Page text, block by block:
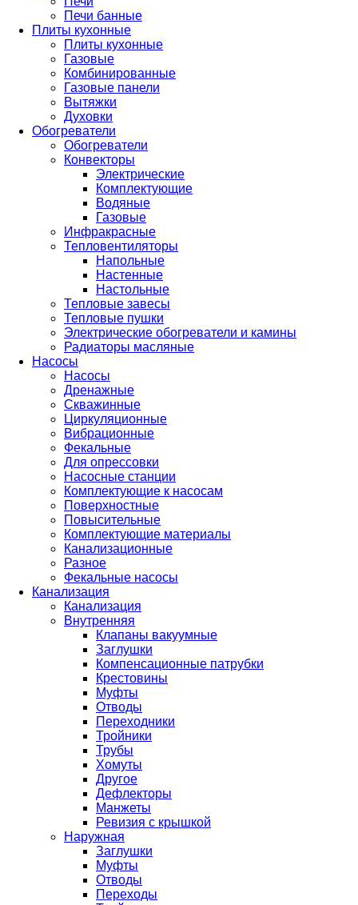
Печи банные
Плиты кухонные
Плиты кухонные
Газовые
Комбинированные
Газовые панели
Вытяжки
Духовки
Обогреватели
Обогреватели
Конвекторы
Электрические
Комплектующие
Водяные
Газовые
Инфракрасные
Тепловентиляторы
Напольные
Настенные
Настольные
Тепловые завесы
Тепловые пушки
Электрические обогреватели и камины
Радиаторы масляные
Насосы
Насосы
Дренажные
Скважинные
Циркуляционные
Вибрационные
Фекальные
Для опрессовки
Насосные станции
Комплектующие к насосам
Поверхностные
Повысительные
Комплектующие материалы
Канализационные
Разное
Фекальные насосы
Канализация
Канализация
Внутренняя
Клапаны вакуумные
Заглушки
Компенсационные патрубки
Крестовины
Муфты
Отводы
Переходники
Тройники
Трубы
Хомуты
Другое
Дефлекторы
Манжеты
Ревизия с крышкой
Наружная
Заглушки
Муфты
Отводы
Переходы